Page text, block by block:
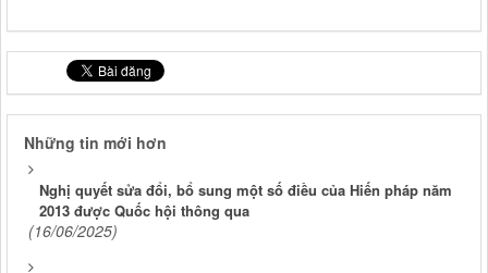
Những tin mới hơn
Nghị quyết sửa đổi, bổ sung một số điều của Hiến pháp năm
2013 được Quốc hội thông qua
(16/06/2025)